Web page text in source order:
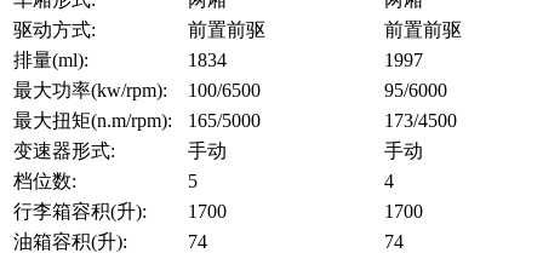
驱动方式:
前置前驱
前置前驱
排量(ml):
1834
1997
最大功率(kw/rpm):
100/6500
95/6000
最大扭矩(n.m/rpm):
165/5000
173/4500
变速器形式:
手动
手动
档位数:
5
4
行李箱容积(升):
1700
1700
油箱容积(升):
74
74